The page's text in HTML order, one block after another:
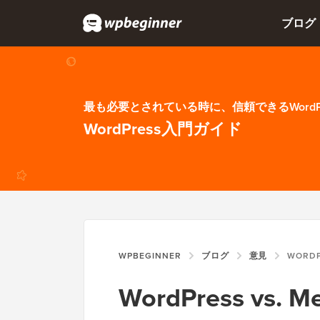
ブログ
最も必要とされている時に、信頼できる
WordPress入門ガイド
WPBEGINNER ブログ 意見 WORDPRESS
WordPress vs.